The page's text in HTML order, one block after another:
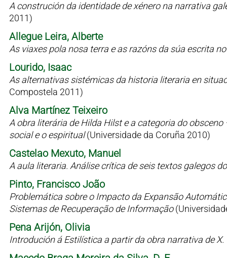
A construción da identidade de xénero na narrativa
2011)
Allegue Leira, Alberte
As viaxes pola nosa terra e as razóns da súa escrita
Lourido, Isaac
As alternativas sistémicas da historia literaria en
Compostela 2011)
Alva Martínez Teixeiro
A obra literária de Hilda Hilst e a categoria do
social e o espiritual(Universidade da Coruña 2010)
Castelao Mexuto, Manuel
A aula literaria. Análise crítica de seis textos galegos
Pinto, Francisco João
Problemática sobre o Impacto da Expansão
Sistemas de Recuperação de Informação
Pena Arijón, Olivia
Introdución á Estilística a partir da obra narrativa de X.